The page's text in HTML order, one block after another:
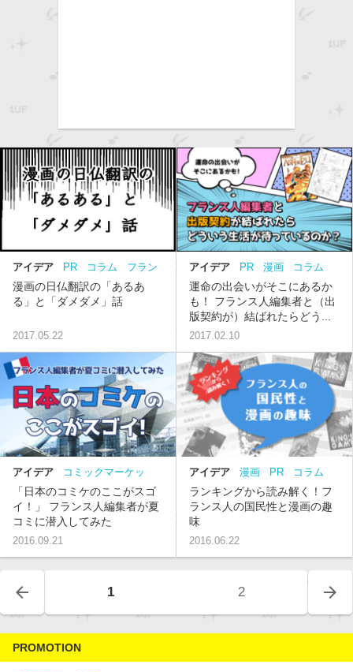
アイデア PR コラム
フラン
ス
漫画の日仏翻訳の「あるあ
る」と「ダメダメ」話
2017.05.22
アイデア PR 漫画
コラム
フランス
運命の出会いがそこにあるか
も！ フランス人編集者と（出
版契約が）結ばれたらどう...
2017.02.10
アイデア
コミックマーケッ
ト
コミケ PR コラム
フラ
ンス
「日本のコミケのここがスゴ
イ！」 フランス人編集者が夏
コミに潜入してみた
2016.09.21
アイデア 漫画 PR
コラム
フランス
ランキングから読み解く！フ
ランス人の国民性と漫画の趣
味
2016.06.22
arrow_back 1 2 arrow_forward
PROMOTION